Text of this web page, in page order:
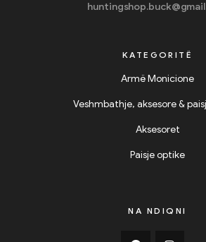
KATEGORITË
Armë Monicione
Veshmbathje, aksesore &
Aksesoret
Paisje optike
NA NDIQNI